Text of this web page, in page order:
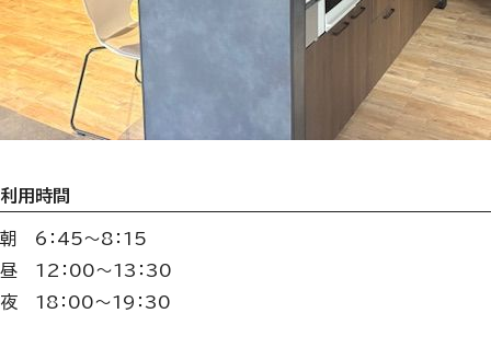
利用時間
朝 6：45～8：15
昼 12：00～13：30
夜 18：00～19：30